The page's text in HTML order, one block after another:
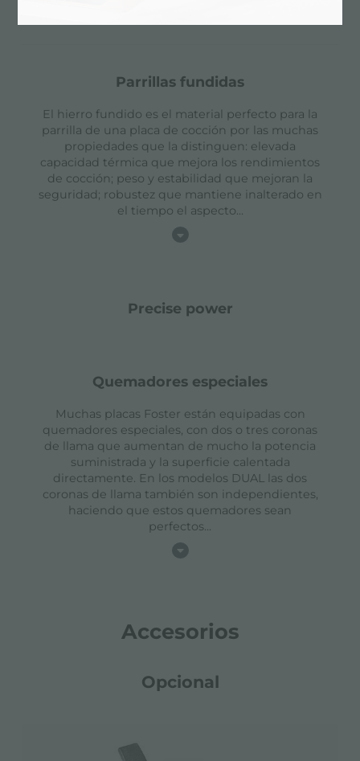
parrillas fundidas
El hierro fundido es el material perfecto para la
parrilla de una placa de cocción por las muchas
propiedades que la distinguen: elevada
capacidad térmica que mejora los rendimientos
de cocción; peso y estabilidad que mejoran la
seguridad; robustez que mantiene inalterado en
el tiempo el aspecto...
precise power
quemadores especiales
Muchas placas Foster están equipadas con
quemadores especiales, con dos o tres coronas
de llama que aumentan de mucho la potencia
suministrada y la superficie calentada
directamente. En los modelos DUAL las dos
coronas de llama también son independientes,
haciendo que estos quemadores sean
perfectos...
Accesorios
Opcional